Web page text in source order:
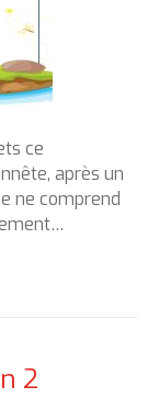
ce
après un
ne comprend
2